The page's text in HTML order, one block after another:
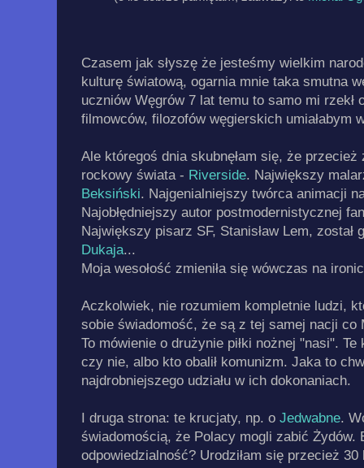
Czasem jak słyszę że jesteśmy wielkim
kulturę światową, ogarnia mnie taka smutna
uczniów Węgrów 7 lat temu to samo mi rzekł
filmowców, filozofów węgierskich umiałabym
Ale któregoś dnia skubnęłam się, że
rockowy świata - Riverside. Największy
Beksiński. Najgenialniejszy twórca animacji
Najobłędniejszy autor postmodernistycznej
Największy pisarz SF, Stanisław Lem,
Dukaja...
Moja wesołość zmieniła się wówczas na
Aczkolwiek, nie rozumiem kompletnie ludzi,
sobie świadomość, że są z tej samej nacji co
To mówienie o drużynie piłki nożnej "nasi". Te
czy nie, albo kto obalił komunizm. Jaka to
najdrobniejszego udziału w ich dokonaniach.
I druga strona: te krucjaty, np. o Jedwabne.
świadomością, że Polacy mogli zabić Żydów.
odpowiedzialność? Urodziłam się przecież 30